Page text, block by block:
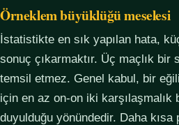
Örneklem büyüklüğü meselesi
İstatistikte en sık yapılan hata,
sonuç çıkarmaktır. Üç maçlık
temsil etmez. Genel kabul, bir
için en az on-on iki karşılaşmalık
duyulduğu yönündedir. Daha kısa